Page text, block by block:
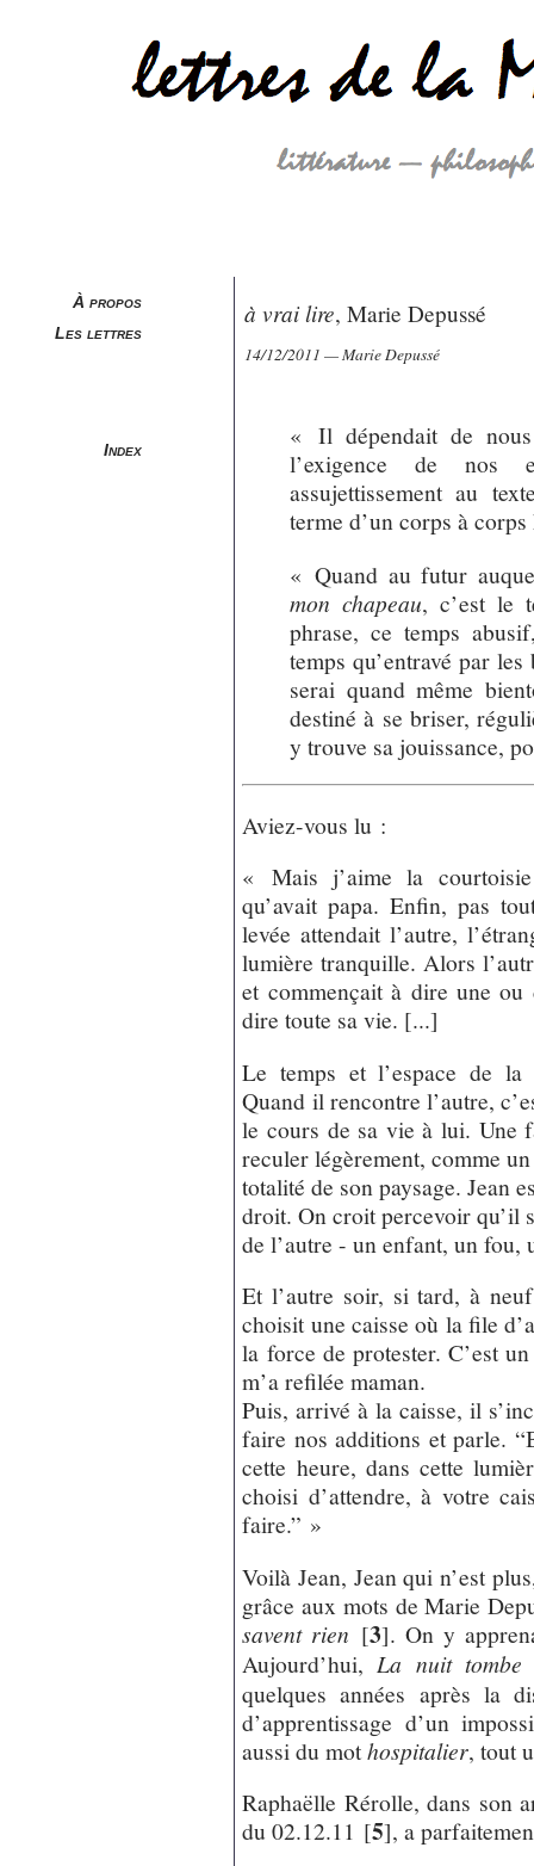
À propos
Les lettres
Index
à vrai lire, Marie Depussé
14/12/2011 — Marie Depussé
« Il dépendait de
l’exigence de nos
assujettissement au
terme d’un corps à
« Quand au futur
mon chapeau, c’est le
phrase, ce temps
temps qu’entravé par
serai quand même
destiné à se briser,
y trouve sa jouissance,
Aviez-vous lu :
« Mais j’aime la
qu’avait papa. Enfin, pas
levée attendait l’autre,
lumière tranquille. Alors
et commençait à dire une ou
dire toute sa vie. [...]
Le temps et l’espace de
Quand il rencontre l’autre,
le cours de sa vie à lui. Une
reculer légèrement, comme
totalité de son paysage. Jean
droit. On croit percevoir qu’il
de l’autre - un enfant, un fou,
Et l’autre soir, si tard, à
choisit une caisse où la file
la force de protester. C’est
m’a refilée maman.
Puis, arrivé à la caisse, il
faire nos additions et parle.
cette heure, dans cette
choisi d’attendre, à votre
faire.” »
Voilà Jean, Jean qui n’est
grâce aux mots de Marie
savent rien [3]. On y
Aujourd’hui, La nuit tombe
quelques années après la
d’apprentissage d’un
aussi du mothospitalier, tout
Raphaëlle Rérolle, dans son
du 02.12.11 [5], a